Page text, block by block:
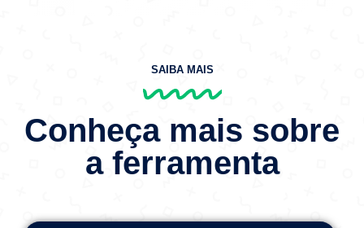
SAIBA MAIS
Conheça mais sobre
a ferramenta